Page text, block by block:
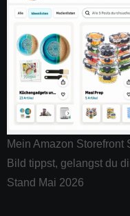
Mein Amazon Storefront
Bild tippst, gelangst du
Stand Mai 2026